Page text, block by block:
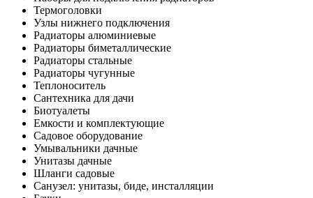
Термоголовки
Узлы нижнего подключения
Радиаторы алюминиевые
Радиаторы биметаллические
Радиаторы стальные
Радиаторы чугунные
Теплоноситель
Сантехника для дачи
Биотуалеты
Емкости и комплектующие
Садовое оборудование
Умывальники дачные
Унитазы дачные
Шланги садовые
Санузел: унитазы, биде, инсталляции